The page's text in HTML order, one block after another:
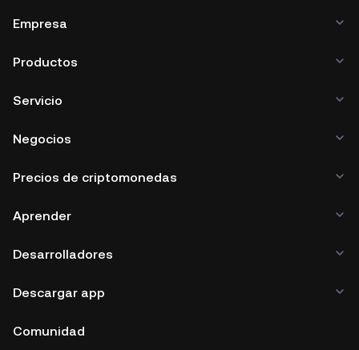
Empresa
Productos
Servicio
Negocios
Precios de criptomonedas
Aprender
Desarrolladores
Descargar app
Comunidad